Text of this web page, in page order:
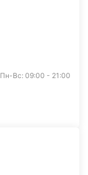
Пн-Вс: 09:00 - 21:00